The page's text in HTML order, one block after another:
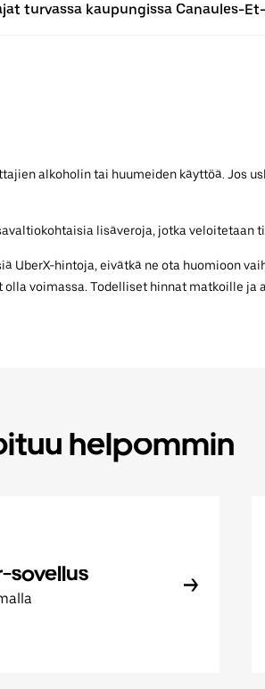
turvassa kaupungissa Canaules-
alkoholin tai huumeiden käyttöä. Jos
lisäveroja, jotka veloitetaan
UberX-hintoja, eivätkä ne ota huomioon
voimassa. Todelliset hinnat matkoille
helpommin
sovellus